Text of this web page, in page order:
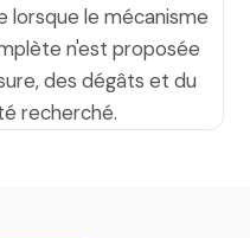
lorsque le mécanisme
n'est proposée
des dégâts et du
recherché.